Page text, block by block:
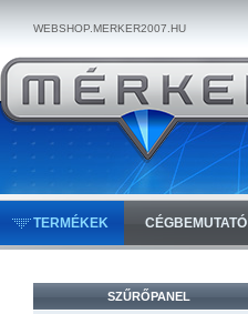
WEBSHOP.MERKER2007.HU
TERMÉKEK CÉGBEMUTATÓ
SZŰRŐPANEL